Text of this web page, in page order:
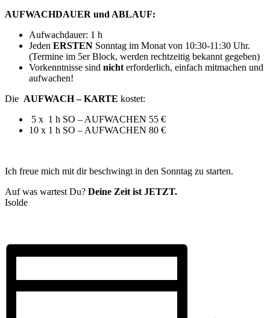
AUFWACHDAUER und ABLAUF:
Aufwachdauer: 1 h
Jeden ERSTEN Sonntag im Monat von 10:30-11:30 Uhr.
(Termine im 5er Block, werden rechtzeitig bekannt gegeben)
Vorkenntnisse sind nicht erforderlich, einfach mitmachen und
aufwachen!
Die AUFWACH – KARTE kostet:
5 x 1 h SO – AUFWACHEN 55 €
10 x 1 h SO – AUFWACHEN 80 €
Ich freue mich mit dir beschwingt in den Sonntag zu starten.
Auf was wartest Du? Deine Zeit ist JETZT.
Isolde